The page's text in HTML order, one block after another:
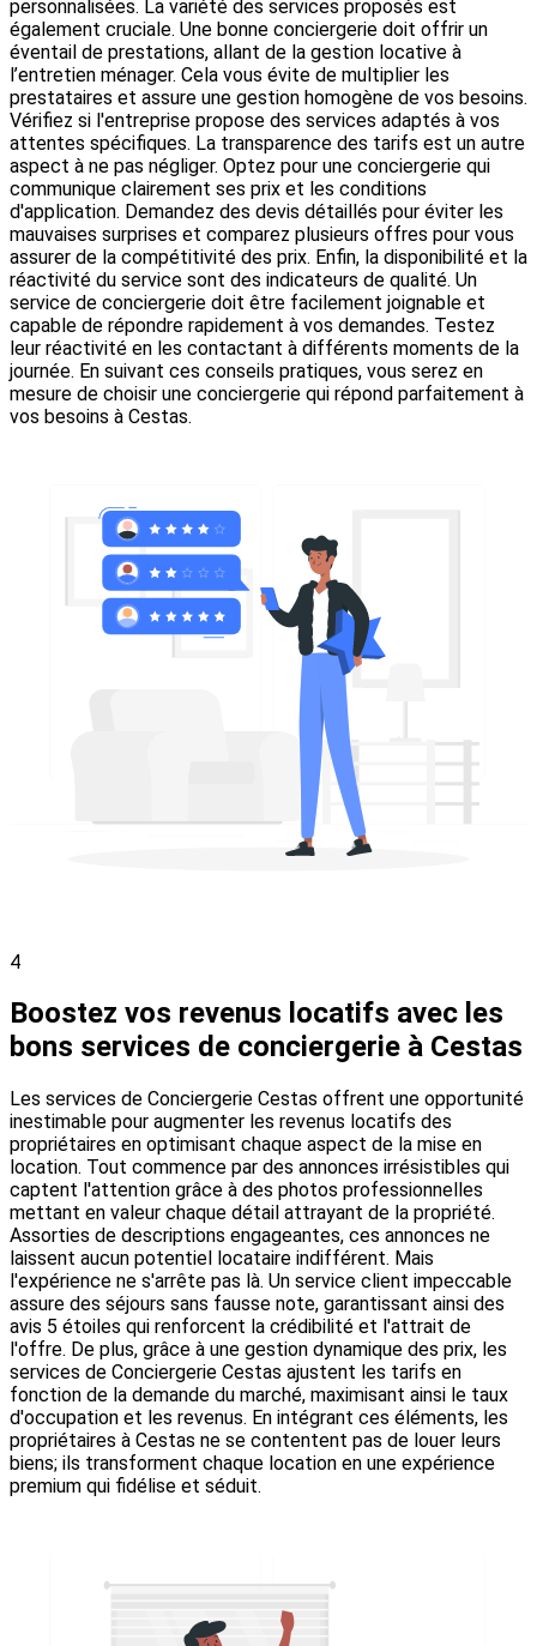
personnalisées. La variété des services proposés est
également cruciale. Une bonne conciergerie doit offrir un
éventail de prestations, allant de la gestion locative à
l’entretien ménager. Cela vous évite de multiplier les
prestataires et assure une gestion homogène de vos besoins.
Vérifiez si l'entreprise propose des services adaptés à vos
attentes spécifiques. La transparence des tarifs est un autre
aspect à ne pas négliger. Optez pour une conciergerie qui
communique clairement ses prix et les conditions
d'application. Demandez des devis détaillés pour éviter les
mauvaises surprises et comparez plusieurs offres pour vous
assurer de la compétitivité des prix. Enfin, la disponibilité et la
réactivité du service sont des indicateurs de qualité. Un
service de conciergerie doit être facilement joignable et
capable de répondre rapidement à vos demandes. Testez
leur réactivité en les contactant à différents moments de la
journée. En suivant ces conseils pratiques, vous serez en
mesure de choisir une conciergerie qui répond parfaitement à
vos besoins à Cestas.
4
Boostez vos revenus locatifs avec les
bons services de conciergerie à Cestas
Les services de Conciergerie Cestas offrent une opportunité
inestimable pour augmenter les revenus locatifs des
propriétaires en optimisant chaque aspect de la mise en
location. Tout commence par des annonces irrésistibles qui
captent l'attention grâce à des photos professionnelles
mettant en valeur chaque détail attrayant de la propriété.
Assorties de descriptions engageantes, ces annonces ne
laissent aucun potentiel locataire indifférent. Mais
l'expérience ne s'arrête pas là. Un service client impeccable
assure des séjours sans fausse note, garantissant ainsi des
avis 5 étoiles qui renforcent la crédibilité et l'attrait de
l'offre. De plus, grâce à une gestion dynamique des prix, les
services de Conciergerie Cestas ajustent les tarifs en
fonction de la demande du marché, maximisant ainsi le taux
d'occupation et les revenus. En intégrant ces éléments, les
propriétaires à Cestas ne se contentent pas de louer leurs
biens; ils transforment chaque location en une expérience
premium qui fidélise et séduit.